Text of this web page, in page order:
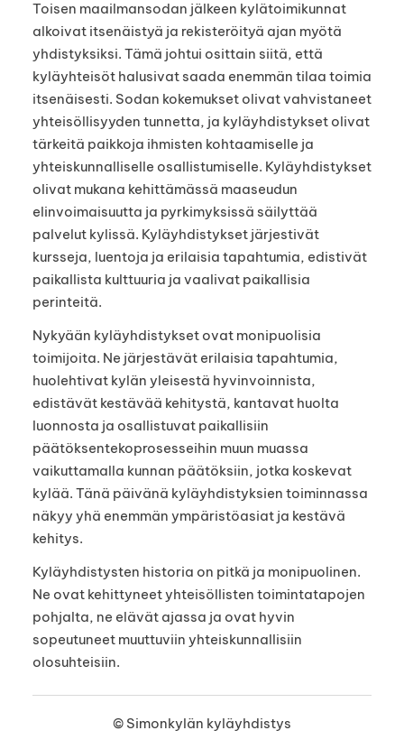
Toisen maailmansodan jälkeen kylätoimikunnat
alkoivat itsenäistyä ja rekisteröityä ajan myötä
yhdistyksiksi. Tämä johtui osittain siitä, että
kyläyhteisöt halusivat saada enemmän tilaa toimia
itsenäisesti. Sodan kokemukset olivat vahvistaneet
yhteisöllisyyden tunnetta, ja kyläyhdistykset olivat
tärkeitä paikkoja ihmisten kohtaamiselle ja
yhteiskunnalliselle osallistumiselle. Kyläyhdistykset
olivat mukana kehittämässä maaseudun
elinvoimaisuutta ja pyrkimyksissä säilyttää
palvelut kylissä. Kyläyhdistykset järjestivät
kursseja, luentoja ja erilaisia tapahtumia, edistivät
paikallista kulttuuria ja vaalivat paikallisia
perinteitä.
Nykyään kyläyhdistykset ovat monipuolisia
toimijoita. Ne järjestävät erilaisia tapahtumia,
huolehtivat kylän yleisestä hyvinvoinnista,
edistävät kestävää kehitystä, kantavat huolta
luonnosta ja osallistuvat paikallisiin
päätöksentekoprosesseihin muun muassa
vaikuttamalla kunnan päätöksiin, jotka koskevat
kylää. Tänä päivänä kyläyhdistyksien toiminnassa
näkyy yhä enemmän ympäristöasiat ja kestävä
kehitys.
Kyläyhdistysten historia on pitkä ja monipuolinen.
Ne ovat kehittyneet yhteisöllisten toimintatapojen
pohjalta, ne elävät ajassa ja ovat hyvin
sopeutuneet muuttuviin yhteiskunnallisiin
olosuhteisiin.
© Simonkylän kyläyhdistys